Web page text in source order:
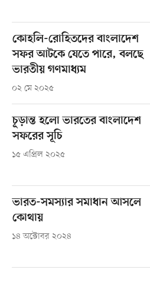
কোহলি-রোহিতদের বাংলাদেশ
সফর আটকে যেতে পারে, বলছে
ভারতীয় গণমাধ্যম
০২ মে ২০২৫
চূড়ান্ত হলো ভারতের বাংলাদেশ
সফরের সূচি
১৫ এপ্রিল ২০২৫
ভারত-সমস্যার সমাধান আসলে
কোথায়
১৪ অক্টোবর ২০২৪